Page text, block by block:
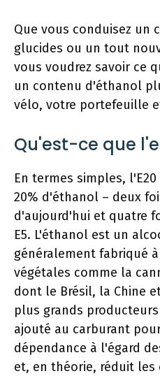
Que vous conduisez un
glucides ou un tout
vous voudrez savoir ce
un contenu d'éthanol
vélo, votre portefeuille
Qu'est-ce que
En termes simples,
20% d'éthanol – deux
d'aujourd'hui et quatre
E5. L'éthanol est un
généralement fabriqué
végétales comme la
dont le Brésil, la Chine
plus grands
ajouté au carburant
dépendance à l'égard
et, en théorie, réduit les